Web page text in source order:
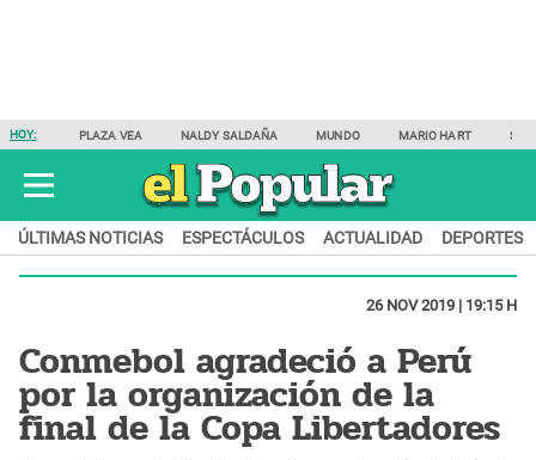
HOY: PLAZA VEA NALDY SALDAÑA MUNDO MARIO HART
ÚLTIMAS NOTICIAS ESPECTÁCULOS ACTUALIDAD DEPORTES
26 NOV 2019 | 19:15 H
Conmebol agradeció a Perú
por la organización de la
final de la Copa Libertadores